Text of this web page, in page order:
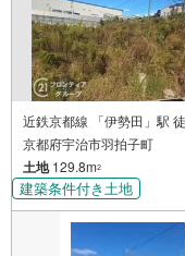
近鉄京都線 「伊勢田」駅
京都府宇治市羽拍子町
土地129.8m2
建築条件付き土地